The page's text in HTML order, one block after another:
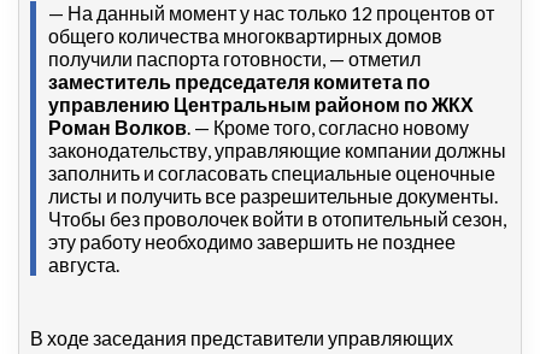
— На данный момент у нас только 12 процентов от
общего количества многоквартирных домов
получили паспорта готовности, — отметил
заместитель председателя комитета по
управлению Центральным районом по ЖКХ
Роман Волков. — Кроме того, согласно новому
законодательству, управляющие компании должны
заполнить и согласовать специальные оценочные
листы и получить все разрешительные документы.
Чтобы без проволочек войти в отопительный сезон,
эту работу необходимо завершить не позднее
августа.
В ходе заседания представители управляющих